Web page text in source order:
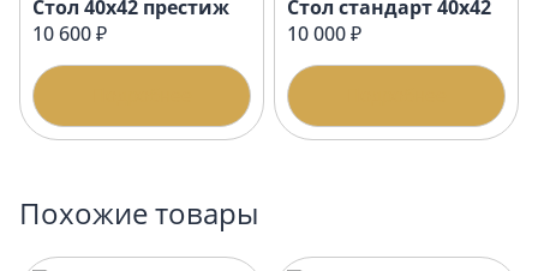
Стол 40х42 престиж
10 600 ₽
Стол стандарт 40х42
10 000 ₽
Похожие товары